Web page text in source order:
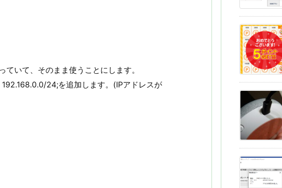
いて、そのまま使うことにします。
24;を追加します。(IPアドレスが